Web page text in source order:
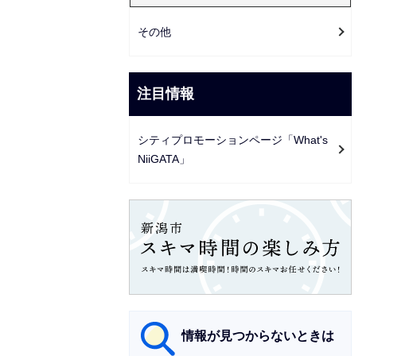
その他
注目情報
シティプロモーションページ「What's
NiiGATA」
情報が見つからないときは